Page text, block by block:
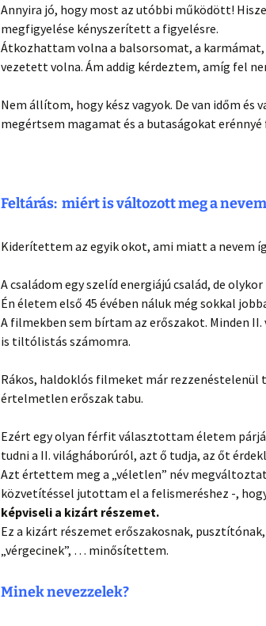
Annyira jó, hogy most az utóbbi működött!
megfigyelése kényszerített a figyelésre.
Átkozhattam volna a balsorsomat, a karmámat,
vezetett volna. Ám addig kérdeztem, amíg fel
Nem állítom, hogy kész vagyok. De van időm és
megértsem magamat és a butaságokat
Feltárás: miért is változott meg a
Kiderítettem az egyik okot, ami miatt a nevem
A családom egy szelíd energiájú család, de
Én életem első 45 évében náluk még sokkal
A filmekben sem bírtam az erőszakot. Minden
is tiltólistás számomra.
Rákos, haldoklós filmeket már rezzenéstelenül
értelmetlen erőszak tabu.
Ezért egy olyan férfit választottam életem
tudni a II. világháborúról, azt ő tudja, az őt
Azt értettem meg a „véletlen” név
közvetítéssel jutottam el a felismeréshez -,
képviseli a kizárt részemet.
Ez a kizárt részemet erőszakosnak,
„vérgecinek”, … minősítettem.
Minek nevezzelek?